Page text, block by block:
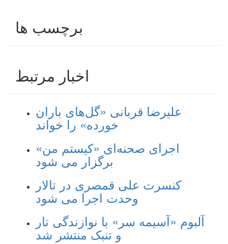
برچسب ها
اخبار مرتبط
علیرضا قربانی «گل‌های باران
خورده» را خواند
اجرای صحنه‌ای «کیستم من»
برگزار می شود
کنسرت علی قمصری در تالار
وحدت اجرا می شود
آلبوم «آسیمه سر» با نوازندگی تار
و تنبک منتشر شد